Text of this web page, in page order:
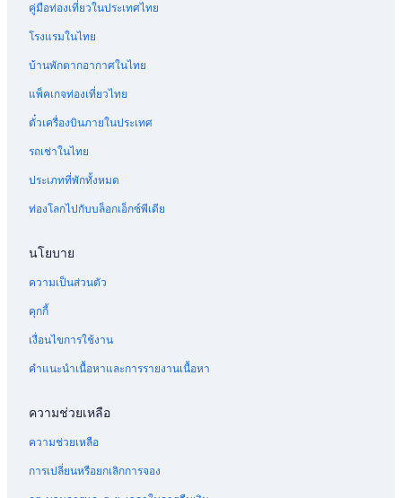
เที่ยวบินไป ระยอง
เที่ยวบินไป วิชิต
Cobra Aviation
Darwin Airline SA Lugano
เที่ยวบินไป อาร์เจนตินา
เที่ยวบินไป ออสเตรเลีย
เที่ยวบินไป แคนาดา
เที่ยวบินไป ฝรั่งเศส
เที่ยวบินไป เยอรมนี
เที่ยวบินไป อินเดีย
เที่ยวบินไป อินโดนีเซีย
เที่ยวบินไป อิตาลี
เที่ยวบินไป ฟิลิปปินส์
เที่ยวบินไป รัสเซีย
คู่มือท่องเที่ยวในประเทศไทย
โรงแรมในไทย
บ้านพักตากอากาศในไทย
แพ็คเกจท่องเที่ยวไทย
ตั๋วเครื่องบินภายในประเทศ
รถเช่าในไทย
ประเภทที่พักทั้งหมด
ท่องโลกไปกับบล็อกเอ็กซ์พีเดีย
นโยบาย
ความเป็นส่วนตัว
คุกกี้
เงื่อนไขการใช้งาน
คำแนะนำเนื้อหาและการรายงานเนื้อหา
ความช่วยเหลือ
ความช่วยเหลือ
การเปลี่ยนหรือยกเลิกการจอง